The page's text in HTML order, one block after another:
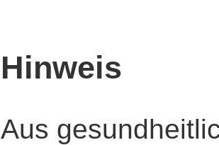
Hinweis
Aus